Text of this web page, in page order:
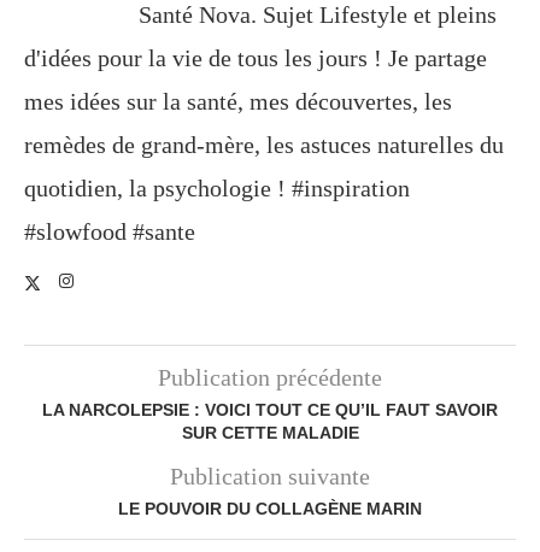
Santé Nova. Sujet Lifestyle et pleins
d'idées pour la vie de tous les jours ! Je partage
mes idées sur la santé, mes découvertes, les
remèdes de grand-mère, les astuces naturelles du
quotidien, la psychologie ! #inspiration
#slowfood #sante
Publication précédente
LA NARCOLEPSIE : VOICI TOUT CE QU’IL FAUT SAVOIR
SUR CETTE MALADIE
Publication suivante
LE POUVOIR DU COLLAGÈNE MARIN